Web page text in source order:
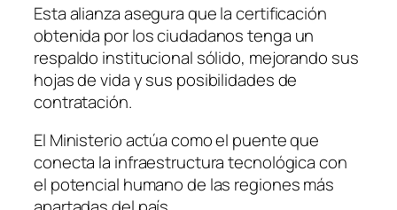
Esta alianza asegura que la certificación
obtenida por los ciudadanos tenga un
respaldo institucional sólido, mejorando sus
hojas de vida y sus posibilidades de
contratación.
El Ministerio actúa como el puente que
conecta la infraestructura tecnológica con
el potencial humano de las regiones más